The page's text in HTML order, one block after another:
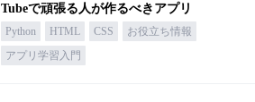
Tubeで頑張る人が作るべきアプリ
Python HTML CSS
お役立ち情報
アプリ学習入門